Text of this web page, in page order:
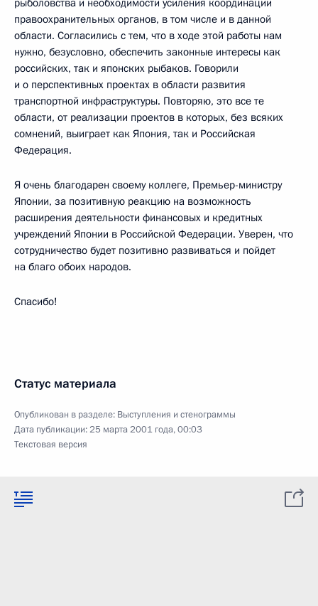
рыболовства и необходимости усиления координации
правоохранительных органов, в том числе и в данной
области. Согласились с тем, что в ходе этой работы нам
нужно, безусловно, обеспечить законные интересы как
российских, так и японских рыбаков. Говорили
и о перспективных проектах в области развития
транспортной инфраструктуры. Повторяю, это все те
области, от реализации проектов в которых, без всяких
сомнений, выиграет как Япония, так и Российская
Федерация.
Я очень благодарен своему коллеге, Премьер-министру
Японии, за позитивную реакцию на возможность
расширения деятельности финансовых и кредитных
учреждений Японии в Российской Федерации. Уверен, что
сотрудничество будет позитивно развиваться и пойдет
на благо обоих народов.
Спасибо!
Статус материала
Опубликован в разделе: Выступления и стенограммы
Дата публикации:25 марта 2001 года, 00:03
Текстовая версия